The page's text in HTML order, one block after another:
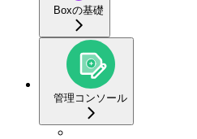
Boxの基礎
管理コンソール